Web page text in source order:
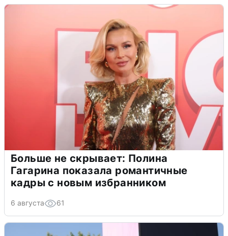
Больше не скрывает: Полина
Гагарина показала романтичные
кадры с новым избранником
6 августа 61